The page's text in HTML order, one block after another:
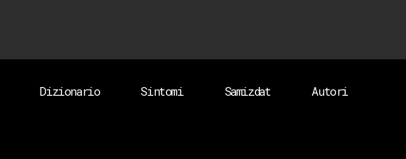
Dizionario Sintomi Samizdat Autori